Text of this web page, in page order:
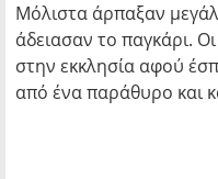
Μόλιστα άρπαξαν
άδειασαν το παγκάρι.
στην εκκλησία αφού
από ένα παράθυρο και